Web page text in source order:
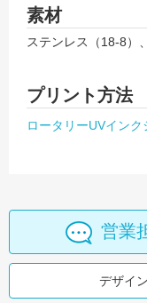
素材
ステンレス（18-8）
プリント方法
ロータリーUVインク
営業
デザイ